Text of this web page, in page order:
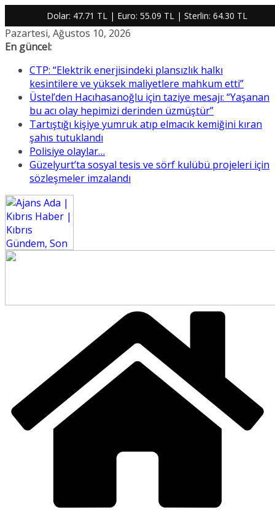
Dolar: 47.71 TL| Euro: 55.09 TL| Sterlin: 64.30 TL
Skip
to
Pazartesi, Ağustos 10, 2026
En güncel:
CTP: “Elektrik enerjisindeki plansızlık halkı
kesintilere ve yüksek maliyetlere mahkum etti”
Üstel’den Hacıhasanoğlu için taziye mesajı: “Yaşanan
bu acı olay hepimizi derinden üzmüştür”
Tartıştığı kişiye yumruk atıp elmacık kemiğini kıran
şahıs tutuklandı
Polisiye olaylar…
Güzelyurt’ta sosyal tesis ve sörf kulübü projeleri için
sözleşmeler imzalandı